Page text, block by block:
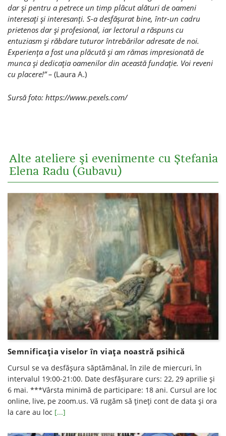
dar şi pentru a petrece un timp plăcut alături de oameni
interesaţi şi interesanţi. S-a desfăşurat bine, într-un cadru
prietenos dar şi profesional, iar lectorul a răspuns cu
entuziasm şi răbdare tuturor întrebărilor adresate de noi.
Experienţa a fost una plăcută şi am rămas impresionată de
munca şi dedicaţia oamenilor din această fundaţie. Voi reveni
cu placere!” – (Laura A.)
Sursă foto: https://www.pexels.com/
Alte ateliere şi evenimente cu Ștefania
Elena Radu (Gubavu)
Semnificația viselor în viața noastră psihică
Cursul se va desfăşura săptămânal, în zile de miercuri, în
intervalul 19:00-21:00. Date desfăşurare curs: 22, 29 aprilie și
6 mai. ***Vârsta minimă de participare: 18 ani. Cursul are loc
online, live, pe zoom.us. Vă rugăm să ţineţi cont de data şi ora
la care au loc [...]